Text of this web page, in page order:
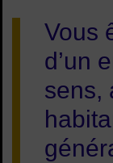
Vous
d’un
sens,